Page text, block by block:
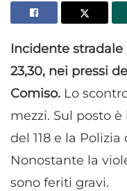
Incidente stradale
23,30, nei pressi
Comiso. Lo
mezzi. Sul posto
del 118 e la
Nonostante la
sono feriti gravi.